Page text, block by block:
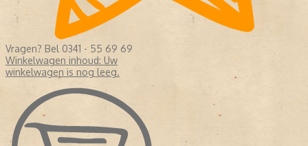
Vragen? Bel 0341 - 55 69 69
Winkelwagen inhoud: Uw
winkelwagen is nog leeg.